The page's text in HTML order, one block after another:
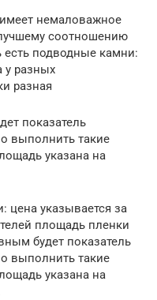
немаловажное
соотношению
есть подводные камни:
у разных
разная
показатель
выполнить такие
указана на
цена указывается за
площадь пленки
будет показатель
выполнить такие
указана на